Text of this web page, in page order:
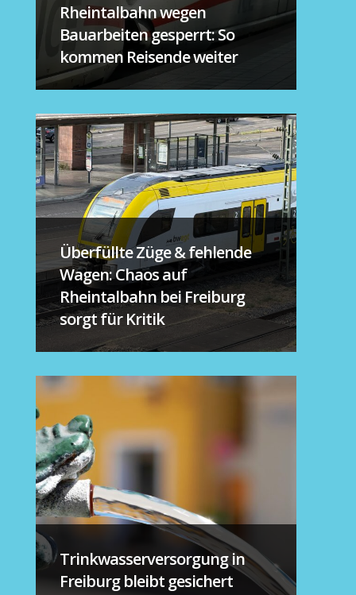
Rheintalbahn wegen
Bauarbeiten gesperrt: So
kommen Reisende weiter
Überfüllte Züge & fehlende
Wagen: Chaos auf
Rheintalbahn bei Freiburg
sorgt für Kritik
Trinkwasserversorgung in
Freiburg bleibt gesichert